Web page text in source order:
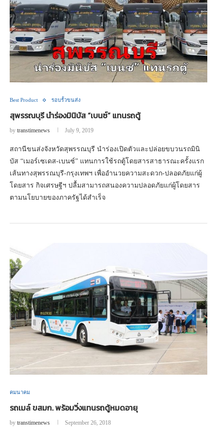
Best Product รอบรั้วขนส่ง
สุพรรณบุรี นำร่องมินิบัส “เบนซ์” แทนรถตู้
by transtimenews July 9, 2019
สถานีขนส่งจังหวัดสุพรรณบุรี นำร่องเปิดตัวและปล่อยขบวนรถมินิ
บัส “เมอร์เซเดส-เบนซ์” แทนการใช้รถตู้โดยสารสาธารณะครั้งแรก
เส้นทางสุพรรณบุรี-กรุงเทพฯ เพื่ออำนวยความสะดวก-ปลอดภัยแก่ผู้
โดยสาร กิจเศรษฐีฯ ปลื้มสามารถสนองความปลอดภัยแก่ผู้โดยสาร
ตามนโยบายของภาครัฐได้สำเร็จ
คมนาคม
รถเมล์ ขสมก. พร้อมวิ่งแทนรถตู้หมดอายุ
by transtimenews September 26, 2018